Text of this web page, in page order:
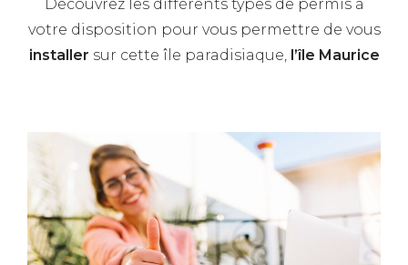
Découvrez les différents types de permis à
votre disposition pour vous permettre de vous
installer sur cette île paradisiaque, l’île Maurice